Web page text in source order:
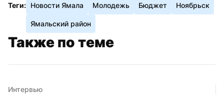
Теги: Новости Ямала Молодежь Бюджет Ноябрьск
Ямальский район
Также по теме
Интервью